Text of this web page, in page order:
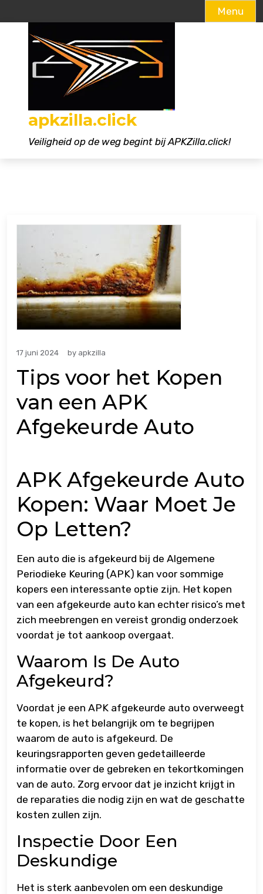
Menu
apkzilla.click
Veiligheid op de weg begint bij APKZilla.click!
17 juni 2024 by apkzilla
Tips voor het Kopen
van een APK
Afgekeurde Auto
APK Afgekeurde Auto
Kopen: Waar Moet Je
Op Letten?
Een auto die is afgekeurd bij de Algemene
Periodieke Keuring (APK) kan voor sommige
kopers een interessante optie zijn. Het kopen
van een afgekeurde auto kan echter risico’s met
zich meebrengen en vereist grondig onderzoek
voordat je tot aankoop overgaat.
Waarom Is De Auto
Afgekeurd?
Voordat je een APK afgekeurde auto overweegt
te kopen, is het belangrijk om te begrijpen
waarom de auto is afgekeurd. De
keuringsrapporten geven gedetailleerde
informatie over de gebreken en tekortkomingen
van de auto. Zorg ervoor dat je inzicht krijgt in
de reparaties die nodig zijn en wat de geschatte
kosten zullen zijn.
Inspectie Door Een
Deskundige
Het is sterk aanbevolen om een deskundige